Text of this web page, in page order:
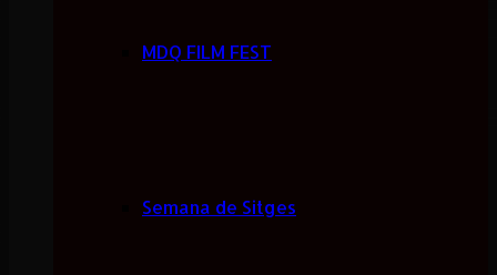
MDQ FILM FEST
Semana de Sitges